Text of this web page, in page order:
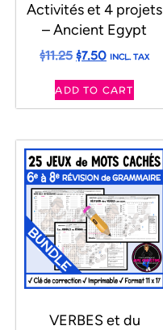
Activités et 4 projets
– Ancient Egypt
$11.25$7.50 INCL. TAX
ADD TO CART
VERBES et du